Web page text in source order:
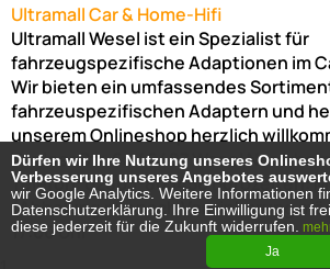
Ultramall Car & Home-Hifi
Ultramall Wesel ist ein Spezialist für
fahrzeugspezifische Adaptionen im
Wir bieten ein umfassendes
fahrzeuspezifischen Adaptern und
unserem Onlineshop herzlich
Venloer Str. 6a46487 Wesel
Telefon:02803-803456Bürozeiten:
(Abholung nur nach Vereinbarung
17:00 Uhr
Dürfen wir Ihre Nutzung unseres
Verbesserung unseres Angebotes
wir Google Analytics. Weitere Informationen
Datenschutzerklärung. Ihre Einwilligung ist
diese jederzeit für die Zukunft widerrufen.
Ja
Dürfen wir Ihre Nutzung unseres
Verbesserung unseres Angebotes
wir Google Analytics. Weitere Informationen
Datenschutzerklärung. Ihre Einwilligung ist
diese jederzeit für die Zukunft widerrufen.
Ja